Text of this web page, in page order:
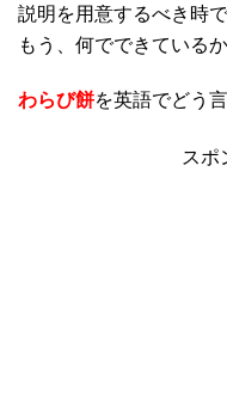
説明を用意するべき時
もう、何でできている
わらび餅を英語でどう
スポ